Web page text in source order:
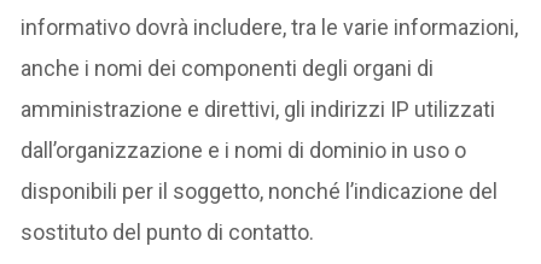
informativo dovrà includere, tra le varie informazioni,
anche i nomi dei componenti degli organi di
amministrazione e direttivi, gli indirizzi IP utilizzati
dall’organizzazione e i nomi di dominio in uso o
disponibili per il soggetto, nonché l’indicazione del
sostituto del punto di contatto.